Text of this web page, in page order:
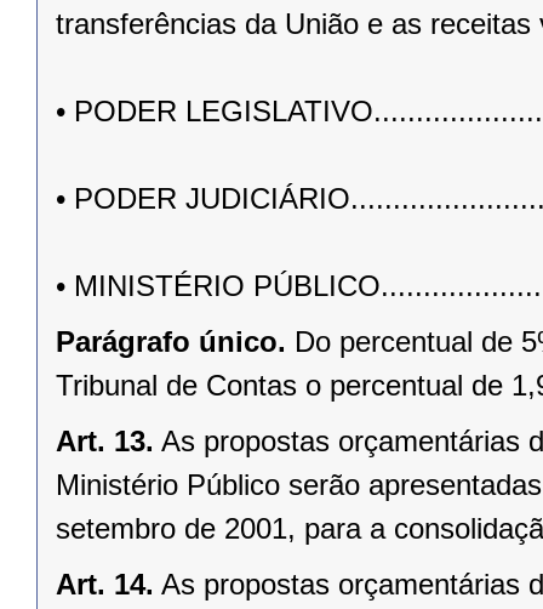
transferências da União e as receitas
• PODER
• PODER
• MINISTÉRIO
Parágrafo único. Do percentual de
Tribunal de Contas o percentual de
Art. 13. As propostas orçamentárias
Ministério Público serão
setembro de 2001, para a
Art. 14. As propostas orçamentárias